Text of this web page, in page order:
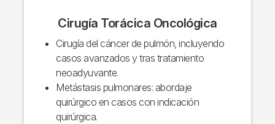
Cirugía Torácica Oncológica
Cirugía del cáncer de pulmón, incluyendo
casos avanzados y tras tratamiento
neoadyuvante.
Metástasis pulmonares: abordaje
quirúrgico en casos con indicación
quirúrgica.